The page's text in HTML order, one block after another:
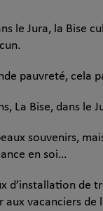
le Jura, la Bise
pauvreté, cela
La Bise, dans le
souvenirs,
en soi…
d’installation de
vacanciers de